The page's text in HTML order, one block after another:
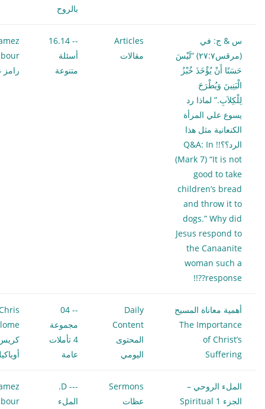
بالروح
س & ج: في
(مرقس٢٧:٧) “لَيْسَ
حَسَنًا أَنْ يُؤْخَذَ خُبْزُ
الْبَنِينَ وَيُطْرَحَ
لِلْكِلاَبِ.” لماذا رد
يسوع علي المرأة
الكنعانية مثل هذا
الرد؟؟!! Q&A: In
(Mark 7) “It is not
good to take
children’s bread
and throw it to
dogs.” Why did
Jesus respond to
the Canaanite
woman such a
response??!!
Articles
مقالات
-- 16.14
أسئلة
متنوعة
رامز
أهمية معاناة المسيح
The Importance
of Christ’s
Suffering
Daily
Content
المحتوى
اليومي
-- 04
مجموعة
4 تأملات
عامة
الملء الروحي –
الجزء 1 Spiritual
Sermons
عظات
--- D.
الملء